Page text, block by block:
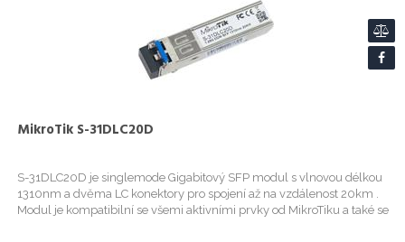
MikroTik S-31DLC20D
S-31DLC20D je singlemode Gigabitový SFP modul s vlnovou délkou
1310nm a dvěma LC konektory pro spojení až na vzdálenost 20km .
Modul je kompatibilní se všemi aktivními prvky od MikroTiku a také se